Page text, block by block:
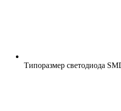
Типоразмер светодиода